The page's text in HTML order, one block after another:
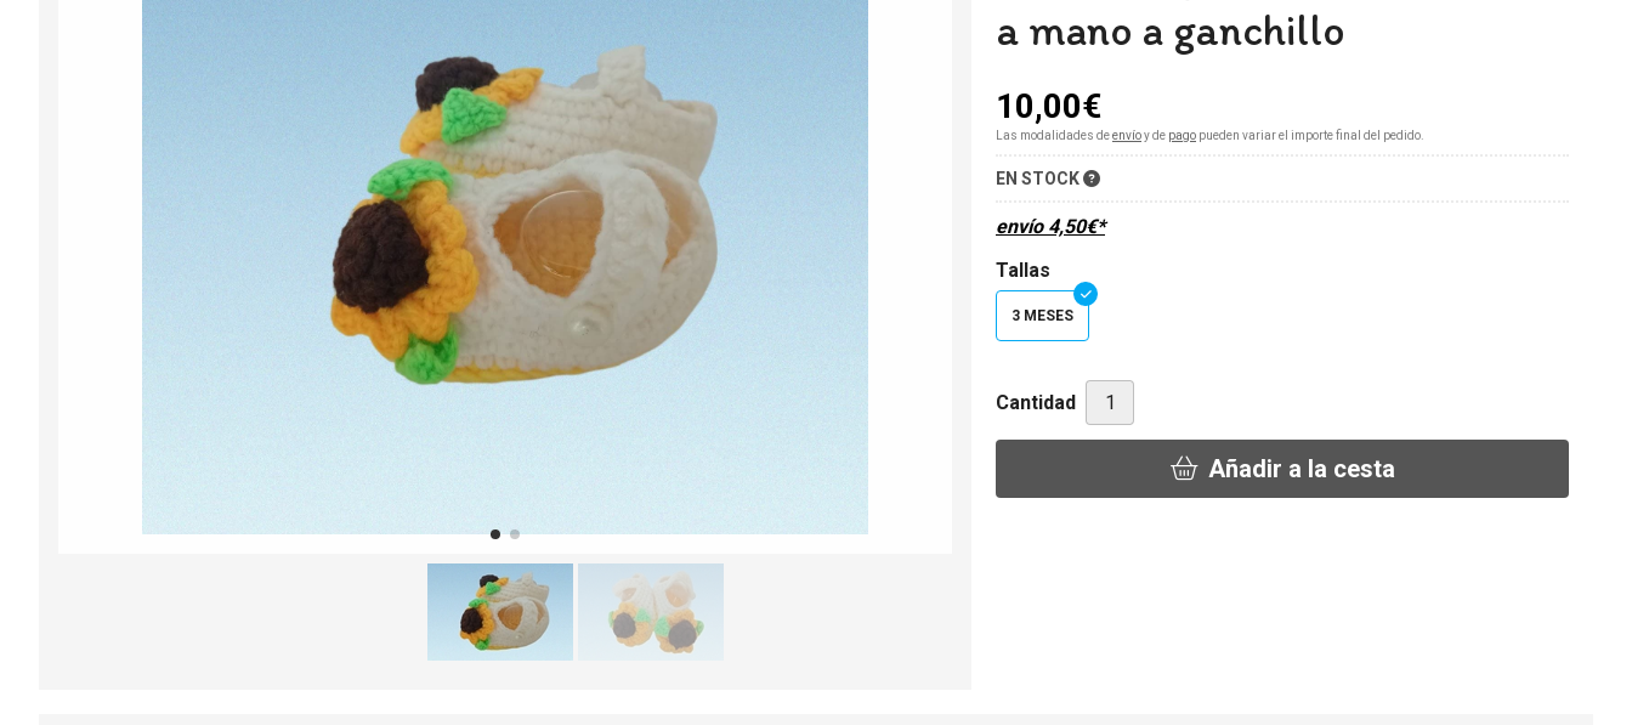
a mano a ganchillo
10,00€
Las modalidades deenvíoy de pago pueden variar el importe final del pedido.
EN STOCK
envío 4,50€*
Tallas
3 MESES
Cantidad
Añadir a la cesta